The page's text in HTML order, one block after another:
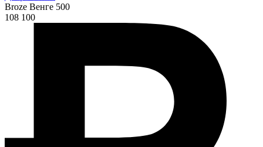
Broze Венге 500
108 100